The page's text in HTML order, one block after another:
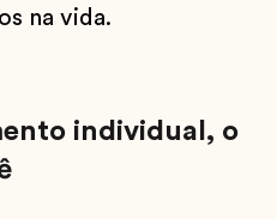
na vida.
individual, o